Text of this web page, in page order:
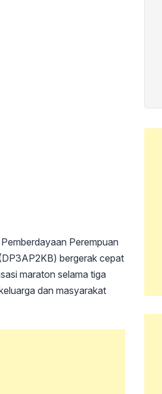
Perempuan
bergerak cepat
maraton selama tiga
dan masyarakat